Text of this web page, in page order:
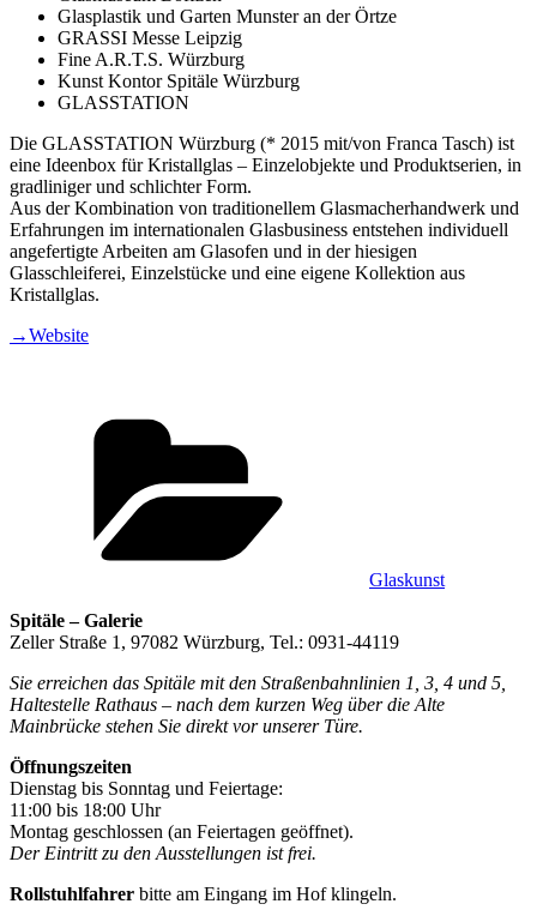
Glasplastik und Garten Munster an der Örtze
GRASSI Messe Leipzig
Fine A.R.T.S. Würzburg
Kunst Kontor Spitäle Würzburg
GLASSTATION
Die GLASSTATION Würzburg (* 2015 mit/von Franca Tasch) ist
eine Ideenbox für Kristallglas – Einzelobjekte und Produktserien, in
gradliniger und schlichter Form.
Aus der Kombination von traditionellem Glasmacherhandwerk und
Erfahrungen im internationalen Glasbusiness entstehen individuell
angefertigte Arbeiten am Glasofen und in der hiesigen
Glasschleiferei, Einzelstücke und eine eigene Kollektion aus
Kristallglas.
→Website
Glaskunst
Spitäle – Galerie
Zeller Straße 1, 97082 Würzburg, Tel.: 0931-44119
Sie erreichen das Spitäle mit den Straßenbahnlinien 1, 3, 4 und 5,
Haltestelle Rathaus – nach dem kurzen Weg über die Alte
Mainbrücke stehen Sie direkt vor unserer Türe.
Öffnungszeiten
Dienstag bis Sonntag und Feiertage:
11:00 bis 18:00 Uhr
Montag geschlossen (an Feiertagen geöffnet).
Der Eintritt zu den Ausstellungen ist frei.
Rollstuhlfahrer bitte am Eingang im Hof klingeln.